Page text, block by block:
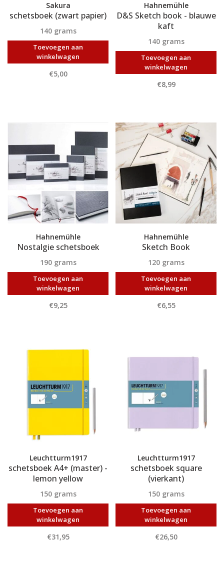
Sakura
schetsboek (zwart papier)
140 grams
Toevoegen aan
winkelwagen
€5,00
Hahnemühle
D&S Sketch book - blauwe
kaft
140 grams
Toevoegen aan
winkelwagen
€8,99
Hahnemühle
Nostalgie schetsboek
190 grams
Toevoegen aan
winkelwagen
€9,25
Hahnemühle
Sketch Book
120 grams
Toevoegen aan
winkelwagen
€6,55
Leuchtturm1917
schetsboek A4+ (master) -
lemon yellow
150 grams
Toevoegen aan
winkelwagen
€31,95
Leuchtturm1917
schetsboek square
(vierkant)
150 grams
Toevoegen aan
winkelwagen
€26,50